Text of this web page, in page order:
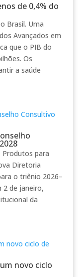
de 0,4% do
Brasil. Uma
Avançados em
que o PIB do
Os
a saúde
Produtos para
Diretoria
o triênio 2026–
2 de janeiro,
da
novo ciclo